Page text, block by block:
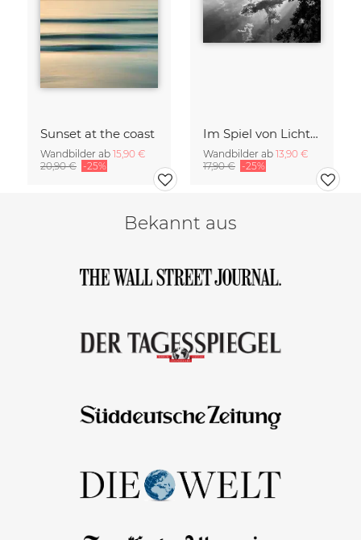
Sunset at the coast
Wandbilder ab 15,90 €
20,90 € -25%
Im Spiel von Licht und Schatten
Wandbilder ab 13,90 €
17,90 € -25%
Bekannt aus